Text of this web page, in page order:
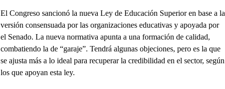
El Congreso sancionó la nueva Ley de Educación Superior en base a la
versión consensuada por las organizaciones educativas y apoyada por
el Senado. La nueva normativa apunta a una formación de calidad,
combatiendo la de “garaje”. Tendrá algunas objeciones, pero es la que
se ajusta más a lo ideal para recuperar la credibilidad en el sector, según
los que apoyan esta ley.